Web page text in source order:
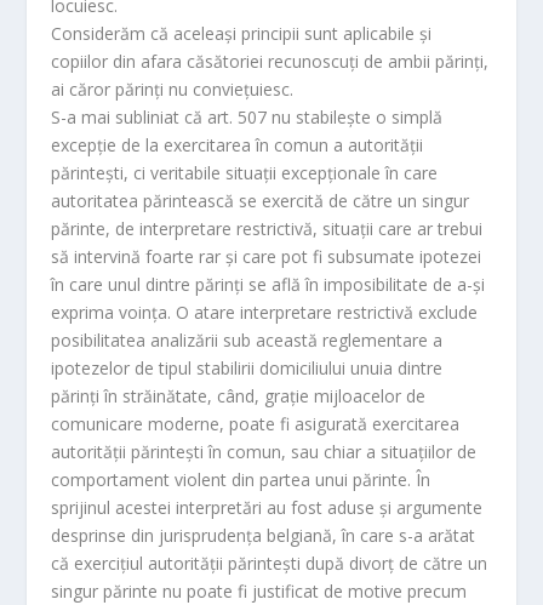
locuiesc.
Considerăm că aceleaşi principii sunt aplicabile şi
copiilor din afara căsătoriei recunoscuţi de ambii părinţi,
ai căror părinţi nu convieţuiesc.
S-a mai subliniat că art. 507 nu stabileşte o simplă
excepţie de la exercitarea în comun a autorităţii
părinteşti, ci veritabile situaţii excepţionale în care
autoritatea părintească se exercită de către un singur
părinte, de interpretare restrictivă, situaţii care ar trebui
să intervină foarte rar şi care pot fi subsumate ipotezei
în care unul dintre părinţi se află în imposibilitate de a-şi
exprima voinţa. O atare interpretare restrictivă exclude
posibilitatea analizării sub această reglementare a
ipotezelor de tipul stabilirii domiciliului unuia dintre
părinţi în străinătate, când, graţie mijloacelor de
comunicare moderne, poate fi asigurată exercitarea
autorităţii părinteşti în comun, sau chiar a situaţiilor de
comportament violent din partea unui părinte. În
sprijinul acestei interpretări au fost aduse şi argumente
desprinse din jurisprudenţa belgiană, în care s-a arătat
că exerciţiul autorităţii părinteşti după divorţ de către un
singur părinte nu poate fi justificat de motive precum